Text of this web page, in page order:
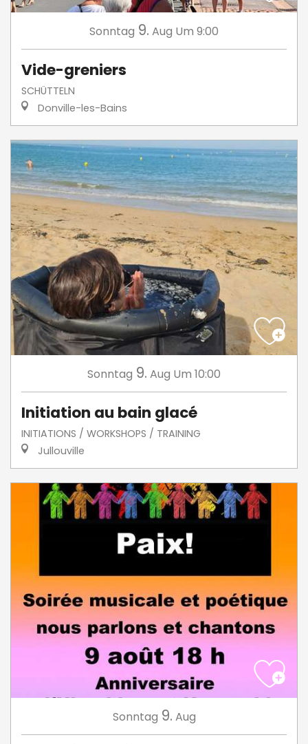
Sonntag 9. Aug Um 9:00
Vide-greniers
SCHÜTTELN
Donville-les-Bains
Sonntag 9. Aug Um 10:00
Initiation au bain glacé
INITIATIONS / WORKSHOPS / TRAINING
Jullouville
Sonntag 9. Aug